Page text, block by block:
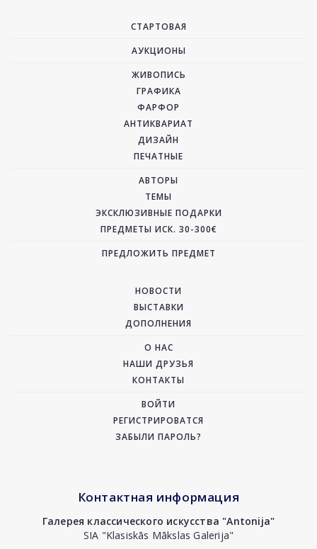
СТАРТОВАЯ
АУКЦИОНЫ
ЖИВОПИСЬ
ГРАФИКА
ФАРФОР
АНТИКВАРИАТ
ДИЗАЙН
ПЕЧАТНЫЕ
АВТОРЫ
ТЕМЫ
ЭКСКЛЮЗИВНЫЕ ПОДАРКИ
ПРЕДМЕТЫ ИСК. 30-300€
ПРЕДЛОЖИТЬ ПРЕДМЕТ
НОВОСТИ
ВЫСТАВКИ
ДОПОЛНЕНИЯ
О НАС
НАШИ ДРУЗЬЯ
КОНТАКТЫ
ВОЙТИ
РЕГИСТРИРОВАТСЯ
ЗАБЫЛИ ПАРОЛЬ?
Контактная информация
Галерея классического искусства "Antonija"
SIA "Klasiskās Mākslas Galerija"